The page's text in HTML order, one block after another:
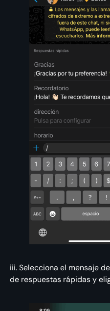
iii. Selecciona el mensaje
de respuestas rápidas y